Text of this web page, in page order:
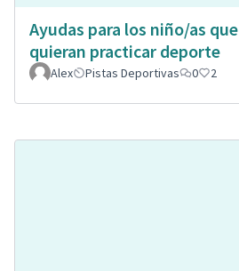
Ayudas para los niño/as que
quieran practicar deporte
Alex Pistas Deportivas 0 2